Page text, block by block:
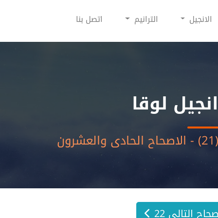
الانجيل الترانيم اتصل بنا
انجيل لوقا
(21) - الاصحاح الحادى والعشرون
التالي 22